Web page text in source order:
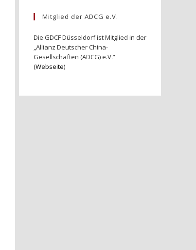
Mitglied der ADCG e.V.
Die GDCF Düsseldorf ist Mitglied in der
„Allianz Deutscher China-
Gesellschaften (ADCG) e.V.“
(Webseite)